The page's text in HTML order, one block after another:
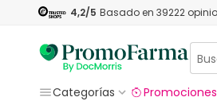
4,2/5 Basado en 39222
Categorías
Promociones